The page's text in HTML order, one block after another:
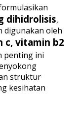
dihidrolisis,
digunakan oleh
c, vitamin b2
penting ini
struktur
kesihatan